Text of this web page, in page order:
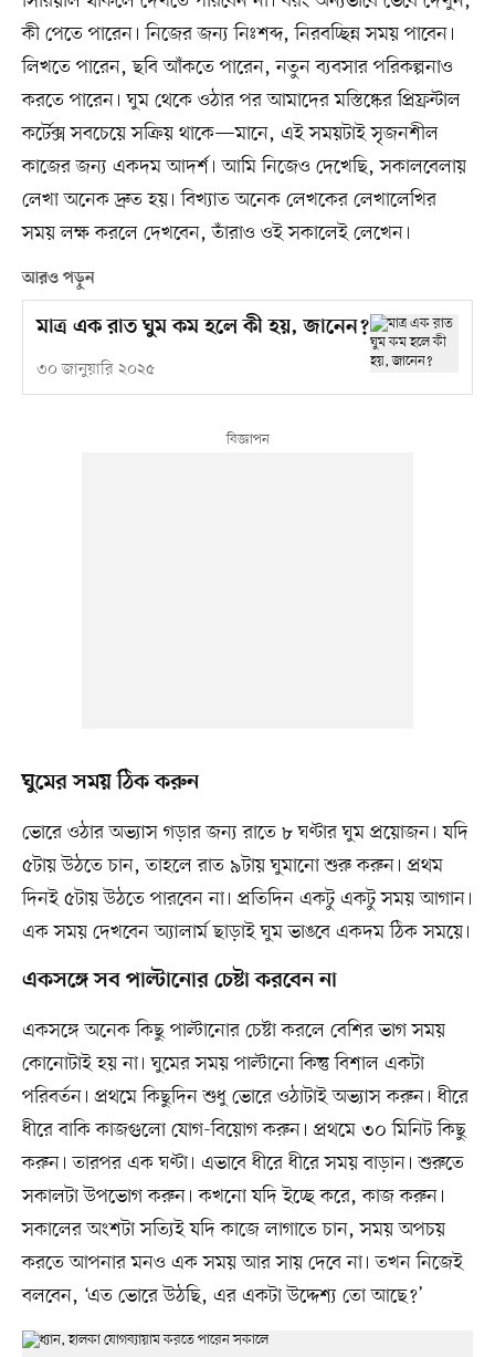
কী পেতে পারেন। নিজের জন্য নিঃশব্দ, নিরবচ্ছিন্ন সময় পাবেন।
লিখতে পারেন, ছবি আঁকতে পারেন, নতুন ব্যবসার পরিকল্পনাও
করতে পারেন। ঘুম থেকে ওঠার পর আমাদের মস্তিষ্কের প্রিফ্রন্টাল
কর্টেক্স সবচেয়ে সক্রিয় থাকে—মানে, এই সময়টাই সৃজনশীল
কাজের জন্য একদম আদর্শ। আমি নিজেও দেখেছি, সকালবেলায়
লেখা অনেক দ্রুত হয়। বিখ্যাত অনেক লেখকের লেখালেখির
সময় লক্ষ করলে দেখবেন, তাঁরাও ওই সকালেই লেখেন।
আরও পড়ুন
মাত্র এক রাত ঘুম কম হলে কী হয়, জানেন?
৩০ জানুয়ারি ২০২৫
ঘুমের সময় ঠিক করুন
ভোরে ওঠার অভ্যাস গড়ার জন্য রাতে ৮ ঘণ্টার ঘুম প্রয়োজন। যদি
৫টায় উঠতে চান, তাহলে রাত ৯টায় ঘুমানো শুরু করুন। প্রথম
দিনই ৫টায় উঠতে পারবেন না। প্রতিদিন একটু একটু সময় আগান।
এক সময় দেখবেন অ্যালার্ম ছাড়াই ঘুম ভাঙবে একদম ঠিক সময়ে।
একসঙ্গে সব পাল্টানোর চেষ্টা করবেন না
একসঙ্গে অনেক কিছু পাল্টানোর চেষ্টা করলে বেশির ভাগ সময়
কোনোটাই হয় না। ঘুমের সময় পাল্টানো কিন্তু বিশাল একটা
পরিবর্তন। প্রথমে কিছুদিন শুধু ভোরে ওঠাটাই অভ্যাস করুন। ধীরে
ধীরে বাকি কাজগুলো যোগ-বিয়োগ করুন। প্রথমে ৩০ মিনিট কিছু
করুন। তারপর এক ঘণ্টা। এভাবে ধীরে ধীরে সময় বাড়ান। শুরুতে
সকালটা উপভোগ করুন। কখনো যদি ইচ্ছে করে, কাজ করুন।
সকালের অংশটা সত্যিই যদি কাজে লাগাতে চান, সময় অপচয়
করতে আপনার মনও এক সময় আর সায় দেবে না। তখন নিজেই
বলবেন, ‘এত ভোরে উঠছি, এর একটা উদ্দেশ্য তো আছে?’